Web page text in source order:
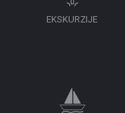
EKSKURZIJE